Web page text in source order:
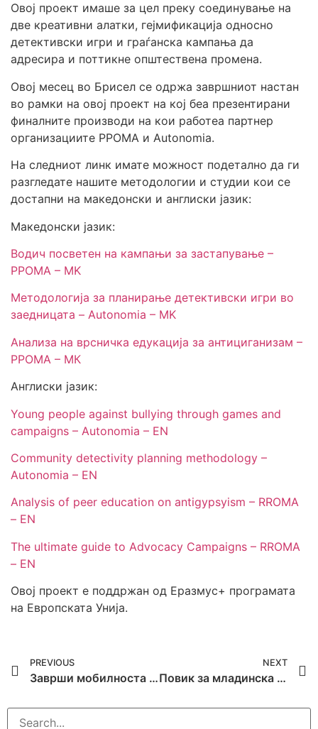
Овој проект имаше за цел преку соединување на
две креативни алатки, гејмификација односно
детективски игри и граѓанска кампања да
адресира и поттикне општествена промена.
Овој месец во Брисел се одржа завршниот настан
во рамки на овој проект на кој беа презентирани
финалните производи на кои работеа партнер
организациите РРОМА и Autonomia.
На следниот линк имате можност подетално да ги
разгледате нашите методологии и студии кои се
достапни на македонски и англиски јазик:
Македонски јазик:
Водич посветен на кампањи за застапување –
РРОМА – MK
Методологија за планирање детективски игри во
заедницата – Autonomia – MK
Анализа на врсничка едукација за антициганизам –
РРОМА – МК
Англиски јазик:
Young people against bullying through games and
campaigns – Autonomia – EN
Community detectivity planning methodology –
Autonomia – EN
Analysis of peer education on antigypsyism – RROMA
– EN
The ultimate guide to Advocacy Campaigns – RROMA
– EN
Овој проект е поддржан од Еразмус+ програмата
на Европската Унија.
PREVIOUS
Заврши мобилноста Partnership for Inclusion
NEXT
Повик за младинска размена „BE ACTIVE IN YOUR COMMUNITY!”